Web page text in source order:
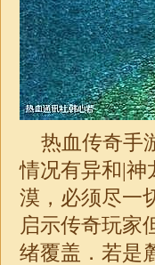
热血传奇手
情况有异和|神
漠，必须尽一
启示传奇玩家
绪覆盖．若是